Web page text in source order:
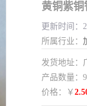
黄铜紫
更新时间：
所属行业：
发货地址：
产品数量：
价格：￥